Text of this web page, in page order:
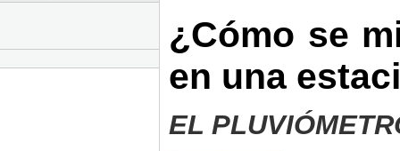
¿Cómo se
en una
EL